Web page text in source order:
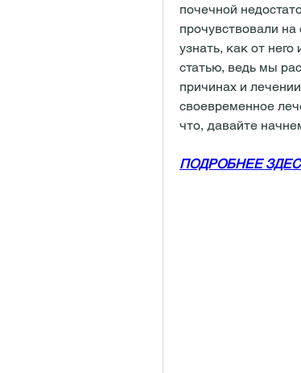
почечной
прочувствовали
узнать, как от
статью, ведь мы
причинах и
своевременное
что, давайте
ПОДРОБНЕЕ